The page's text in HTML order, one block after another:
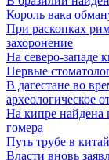
Король вака
При раскопках
захоронение
На северо-западе
Первые
В дагестане во
археологическое
На кипре найдена
гомера
Путь трубе в
Власти вновь